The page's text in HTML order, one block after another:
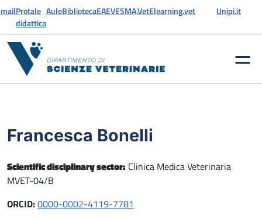
Skip to content
Protale
didattico
AuleBibliotecaEAEVESMA.VetElearning.vet Unipi.it
Francesca Bonelli
Scientific disciplinary sector: Clinica Medica Veterinaria
MVET-04/B
ORCID:0000-0002-4119-7781